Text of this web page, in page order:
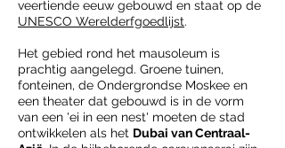
veertiende eeuw gebouwd en staat op de
UNESCO Werelderfgoedlijst.
Het gebied rond het mausoleum is
prachtig aangelegd. Groene tuinen,
fonteinen, de Ondergrondse Moskee en
een theater dat gebouwd is in de vorm
van een 'ei in een nest' moeten de stad
ontwikkelen als het Dubai van Centraal-